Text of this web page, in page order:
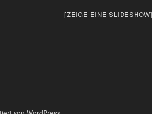
[ZEIGE EINE SLIDESHOW]